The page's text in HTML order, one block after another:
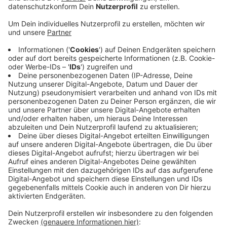
Dafür bereitet die Stadt gerade ein Schreiben vor.
Veröffentlicht:Freitag, 14.05.2021 06:35
Anzeige
Whatsapp-Gruppen von Eltern und E-Mail-Verteiler der
Schulleitungen seien viel schneller als Amtsblätter –
diese Vernetzung müsse man nutzen, damit zwischen
einer möglichen Infektion und der Quarantäne-
Anordnung weniger Zeit verstreicht, sagt die Stadt.
Wenn Infektionen in einem anderen Umfeld als Kita
und Schule auffallen, appelliert die Stadt an
Betroffene: Sprecht offen miteinander, geht in
Quarantäne, sobald ihr wisst, dass ihr Kontaktperson
oder infiziert seid.
Anzeige